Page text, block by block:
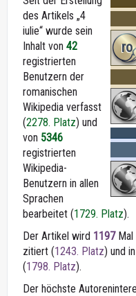
ro
des Artikels „4
iulie“ wurde sein
Inhalt von 42
registrierten
Benutzern der
romanischen
Wikipedia verfasst
(2278. Platz) und
von 5346
registrierten
Wikipedia-
Benutzern in allen
Sprachen
bearbeitet (1729. Platz).
Der Artikel wird 1197Mal
zitiert (1243. Platz) und
(1798. Platz).
Der höchste